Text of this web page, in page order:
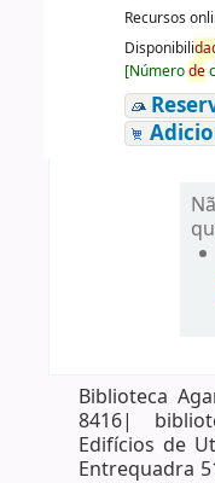
Recursos
Disponibilida
[Númerode
Biblioteca
8416|
Edifícios de
Entrequadra